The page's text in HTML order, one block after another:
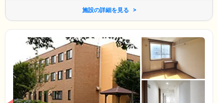
施設の詳細を見る